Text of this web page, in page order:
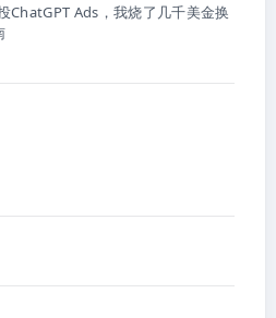
ChatGPT Ads，我烧了几千美金换